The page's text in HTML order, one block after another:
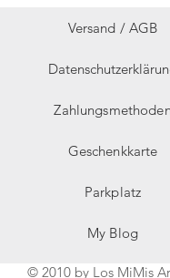
Versand /AGB
Geschenkkarte
Parkplatz
My Blog
© 2010 by Los MiMis